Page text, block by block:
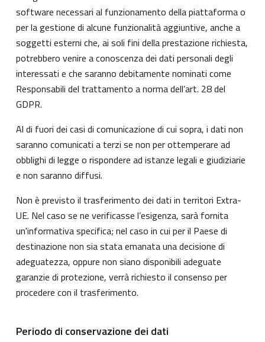
software necessari al funzionamento della piattaforma o
per la gestione di alcune funzionalità aggiuntive, anche a
soggetti esterni che, ai soli fini della prestazione richiesta,
potrebbero venire a conoscenza dei dati personali degli
interessati e che saranno debitamente nominati come
Responsabili del trattamento a norma dell’art. 28 del
GDPR.
Al di fuori dei casi di comunicazione di cui sopra, i dati non
saranno comunicati a terzi se non per ottemperare ad
obblighi di legge o rispondere ad istanze legali e giudiziarie
e non saranno diffusi.
Non è previsto il trasferimento dei dati in territori Extra-
UE. Nel caso se ne verificasse l’esigenza, sarà fornita
un'informativa specifica; nel caso in cui per il Paese di
destinazione non sia stata emanata una decisione di
adeguatezza, oppure non siano disponibili adeguate
garanzie di protezione, verrà richiesto il consenso per
procedere con il trasferimento.
Periodo di conservazione dei dati